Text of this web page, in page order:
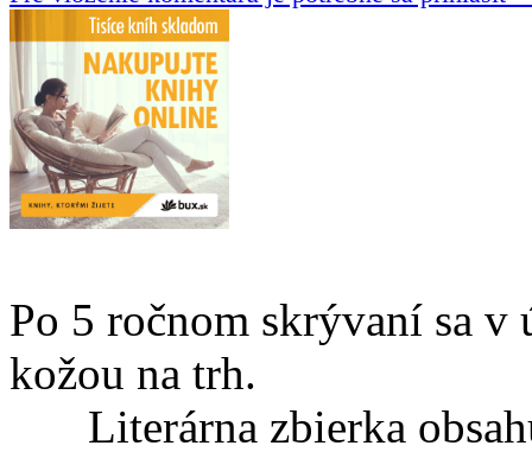
Po 5 ročnom skrývaní sa v
kožou na trh.
Literárna zbierka